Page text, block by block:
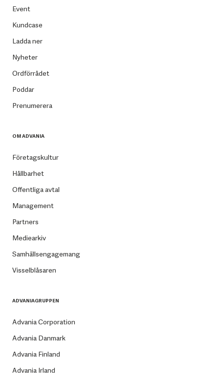
Event
Kundcase
Ladda ner
Nyheter
Ordförrådet
Poddar
Prenumerera
OM ADVANIA
Företagskultur
Hållbarhet
Offentliga avtal
Management
Partners
Mediearkiv
Samhällsengagemang
Visselblåsaren
ADVANIAGRUPPEN
Advania Corporation
Advania Danmark
Advania Finland
Advania Irland